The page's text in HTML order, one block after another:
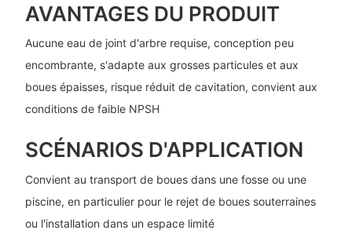
AVANTAGES DU PRODUIT
Aucune eau de joint d'arbre requise, conception peu
encombrante, s'adapte aux grosses particules et aux
boues épaisses, risque réduit de cavitation, convient aux
conditions de faible NPSH
SCÉNARIOS D'APPLICATION
Convient au transport de boues dans une fosse ou une
piscine, en particulier pour le rejet de boues souterraines
ou l'installation dans un espace limité